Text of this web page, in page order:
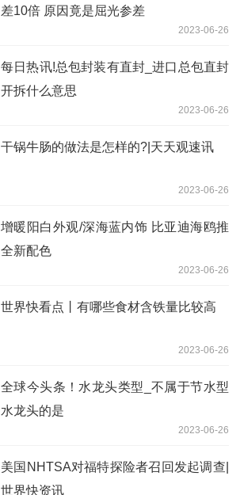
差10倍 原因竟是屈光参差
2023-06-26
每日热讯!总包封装有直封_进口总包直封
开拆什么意思
2023-06-26
干锅牛肠的做法是怎样的?|天天观速讯
2023-06-26
增暖阳白外观/深海蓝内饰 比亚迪海鸥推
全新配色
2023-06-26
世界快看点丨有哪些食材含铁量比较高
2023-06-26
全球今头条！水龙头类型_不属于节水型
水龙头的是
2023-06-26
美国NHTSA对福特探险者召回发起调查|
世界快资讯